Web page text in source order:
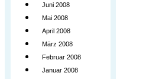
Juni 2008
Mai 2008
April 2008
März 2008
Februar 2008
Januar 2008